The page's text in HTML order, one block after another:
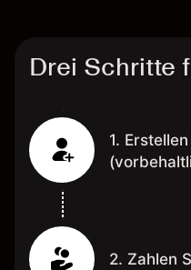
Drei Schritte
1.
2. Zahlen